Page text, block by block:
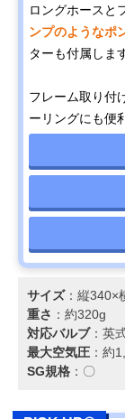
ロングホースと
ンプのようなポ
ターも付属しま
フレーム取り付
ーリングにも便
サイズ：縦340×
重さ ：約320g
対応バルブ：英
最大空気圧 ：約
SG規格 ：〇